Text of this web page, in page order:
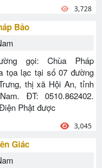
3,728
Bảo
gọi: Chùa Pháp
tọa lạc tại số 07 đường
thị xã Hội An, tỉnh
ĐT: 0510.862402.
Phật được
3,045
Giác